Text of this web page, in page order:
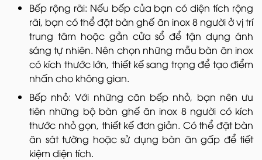
Bếp rộng rãi: Nếu bếp của bạn có diện tích rộng
rãi, bạn có thể đặt bàn ghế ăn inox 8 người ở vị trí
trung tâm hoặc gần cửa sổ để tận dụng ánh
sáng tự nhiên. Nên chọn những mẫu bàn ăn inox
có kích thước lớn, thiết kế sang trọng để tạo điểm
nhấn cho không gian.
Bếp nhỏ: Với những căn bếp nhỏ, bạn nên ưu
tiên những bộ bàn ghế ăn inox 8 người có kích
thước nhỏ gọn, thiết kế đơn giản. Có thể đặt bàn
ăn sát tường hoặc sử dụng bàn ăn gấp để tiết
kiệm diện tích.